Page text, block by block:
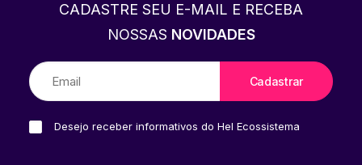
CADASTRE SEU E-MAIL E RECEBA
NOSSAS NOVIDADES
Desejo receber informativos do Hel Ecossistema